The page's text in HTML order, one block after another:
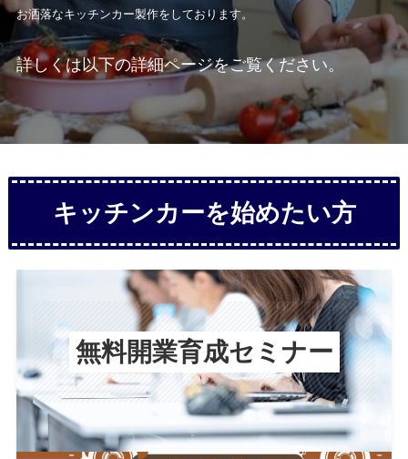
お洒落なキッチンカー製作をしております。
詳しくは以下の詳細ページをご覧ください。
キッチンカーを始めたい方
無料開業育成セミナー